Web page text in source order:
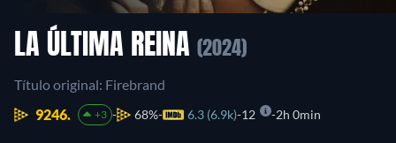
LA ÚLTIMA REINA (2024)
Título original: Firebrand
9246.
+3 68% 6.3 (6.9k) 12 2h 0min